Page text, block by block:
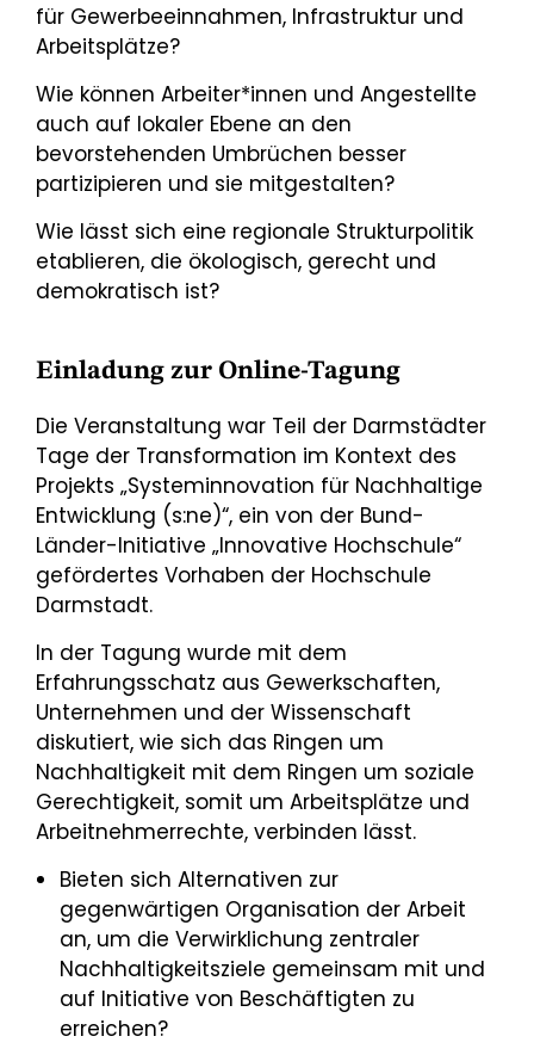
für Gewerbeeinnahmen, Infrastruktur und
Arbeitsplätze?
Wie können Arbeiter*innen und Angestellte
auch auf lokaler Ebene an den
bevorstehenden Umbrüchen besser
partizipieren und sie mitgestalten?
Wie lässt sich eine regionale Strukturpolitik
etablieren, die ökologisch, gerecht und
demokratisch ist?
Einladung zur Online-Tagung
Die Veranstaltung war Teil der Darmstädter
Tage der Transformation im Kontext des
Projekts „Systeminnovation für Nachhaltige
Entwicklung (s:ne)“, ein von der Bund-
Länder-Initiative „Innovative Hochschule“
gefördertes Vorhaben der Hochschule
Darmstadt.
In der Tagung wurde mit dem
Erfahrungsschatz aus Gewerkschaften,
Unternehmen und der Wissenschaft
diskutiert, wie sich das Ringen um
Nachhaltigkeit mit dem Ringen um soziale
Gerechtigkeit, somit um Arbeitsplätze und
Arbeitnehmerrechte, verbinden lässt.
Bieten sich Alternativen zur
gegenwärtigen Organisation der Arbeit
an, um die Verwirklichung zentraler
Nachhaltigkeitsziele gemeinsam mit und
auf Initiative von Beschäftigten zu
erreichen?